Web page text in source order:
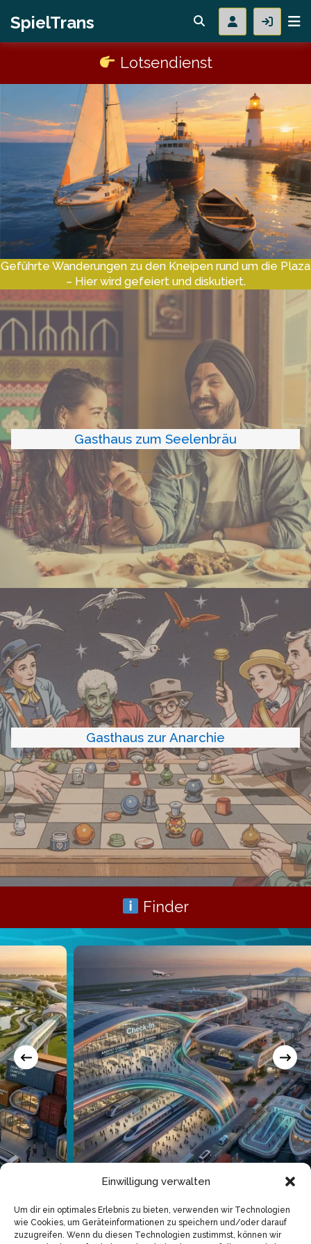
Einwilligung verwalten
Um dir ein optimales Erlebnis zu bieten, verwenden wir Technologien
wie Cookies, um Geräteinformationen zu speichern und/oder darauf
zuzugreifen. Wenn du diesen Technologien zustimmst, können wir
SpielTrans
Lotsendienst
Geführte Wanderungen zu den Kneipen rund um die Plaza
– Hier wird gefeiert und diskutiert.
Gasthaus zum Seelenbräu
Gasthaus zur Anarchie
Finder
Check-in